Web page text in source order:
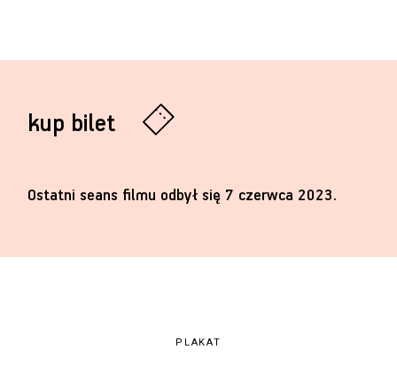
kup bilet
Ostatni seans filmu odbył się 7 czerwca 2023.
PLAKAT